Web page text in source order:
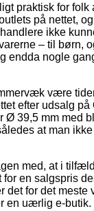
praktisk for folk
på nettet,
ikke
– til børn,
endda nogle
være
efter udsalg på
Ø 39,5 mm med
at man
med, at i
en salgspris
det for det meste
en uærlig e-butik.